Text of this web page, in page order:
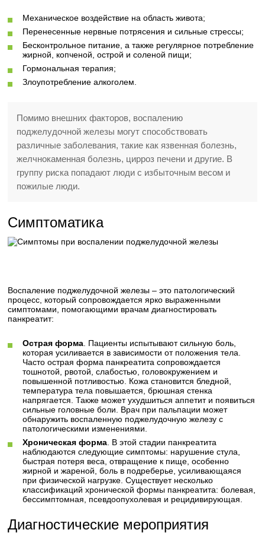
Механическое воздействие на область живота;
Перенесенные нервные потрясения и сильные стрессы;
Бесконтрольное питание, а также регулярное потребление
жирной, копченой, острой и соленой пищи;
Гормональная терапия;
Злоупотребление алкоголем.
Помимо внешних факторов, воспалению
поджелудочной железы могут способствовать
различные заболевания, такие как язвенная болезнь,
желчнокаменная болезнь, цирроз печени и другие. В
группу риска попадают люди с избыточным весом и
пожилые люди.
Симптоматика
Воспаление поджелудочной железы – это патологический
процесс, который сопровождается ярко выраженными
симптомами, помогающими врачам диагностировать
панкреатит:
Острая форма . Пациенты испытывают сильную боль,
которая усиливается в зависимости от положения тела.
Часто острая форма панкреатита сопровождается
тошнотой, рвотой, слабостью, головокружением и
повышенной потливостью. Кожа становится бледной,
температура тела повышается, брюшная стенка
напрягается. Также может ухудшиться аппетит и появиться
сильные головные боли. Врач при пальпации может
обнаружить воспаленную поджелудочную железу с
патологическими изменениями.
Хроническая форма . В этой стадии панкреатита
наблюдаются следующие симптомы: нарушение стула,
быстрая потеря веса, отвращение к пище, особенно
жирной и жареной, боль в подреберье, усиливающаяся
при физической нагрузке. Существует несколько
классификаций хронической формы панкреатита: болевая,
бессимптомная, псевдоопухолевая и рецидивирующая.
Диагностические мероприятия